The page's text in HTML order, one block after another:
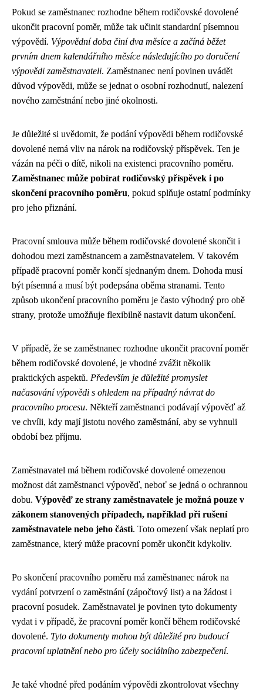
Pokud se zaměstnanec rozhodne během rodičovské dovolené
ukončit pracovní poměr, může tak učinit standardní písemnou
výpovědí. Výpovědní doba činí dva měsíce a začíná běžet
prvním dnem kalendářního měsíce následujícího po doručení
výpovědi zaměstnavateli. Zaměstnanec není povinen uvádět
důvod výpovědi, může se jednat o osobní rozhodnutí, nalezení
nového zaměstnání nebo jiné okolnosti.
Je důležité si uvědomit, že podání výpovědi během rodičovské
dovolené nemá vliv na nárok na rodičovský příspěvek. Ten je
vázán na péči o dítě, nikoli na existenci pracovního poměru.
Zaměstnanec může pobírat rodičovský příspěvek i po
skončení pracovního poměru, pokud splňuje ostatní podmínky
pro jeho přiznání.
Pracovní smlouva může během rodičovské dovolené skončit i
dohodou mezi zaměstnancem a zaměstnavatelem. V takovém
případě pracovní poměr končí sjednaným dnem. Dohoda musí
být písemná a musí být podepsána oběma stranami. Tento
způsob ukončení pracovního poměru je často výhodný pro obě
strany, protože umožňuje flexibilně nastavit datum ukončení.
V případě, že se zaměstnanec rozhodne ukončit pracovní poměr
během rodičovské dovolené, je vhodné zvážit několik
praktických aspektů. Především je důležité promyslet
načasování výpovědi s ohledem na případný návrat do
pracovního procesu. Někteří zaměstnanci podávají výpověď až
ve chvíli, kdy mají jistotu nového zaměstnání, aby se vyhnuli
období bez příjmu.
Zaměstnavatel má během rodičovské dovolené omezenou
možnost dát zaměstnanci výpověď, neboť se jedná o ochrannou
dobu. Výpověď ze strany zaměstnavatele je možná pouze v
zákonem stanovených případech, například při rušení
zaměstnavatele nebo jeho části. Toto omezení však neplatí pro
zaměstnance, který může pracovní poměr ukončit kdykoliv.
Po skončení pracovního poměru má zaměstnanec nárok na
vydání potvrzení o zaměstnání (zápočtový list) a na žádost i
pracovní posudek. Zaměstnavatel je povinen tyto dokumenty
vydat i v případě, že pracovní poměr končí během rodičovské
dovolené. Tyto dokumenty mohou být důležité pro budoucí
pracovní uplatnění nebo pro účely sociálního zabezpečení.
Je také vhodné před podáním výpovědi zkontrolovat všechny